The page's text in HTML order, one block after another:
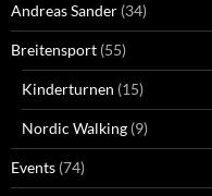
Andreas Sander (34)
Breitensport (55)
Kinderturnen (15)
Nordic Walking (9)
Events (74)